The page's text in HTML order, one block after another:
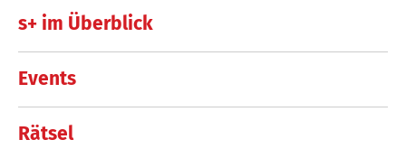
s+ im Überblick
Events
Rätsel